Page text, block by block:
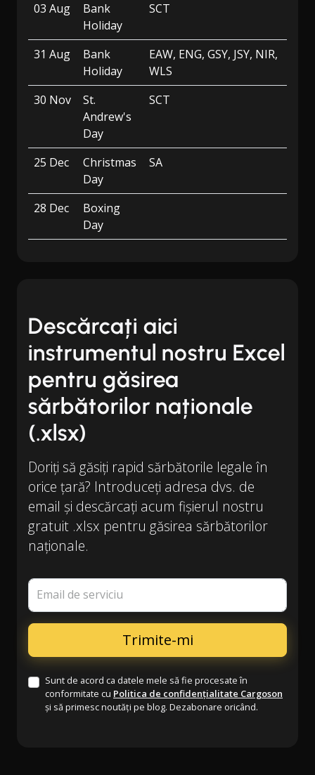
03 Aug
Bank
Holiday
SCT
31 Aug
Bank
Holiday
EAW, ENG, GSY, JSY, NIR,
WLS
30 Nov
St.
Andrew's
Day
SCT
25 Dec
Christmas
Day
SA
28 Dec
Boxing
Day
Descărcați aici
instrumentul nostru Excel
pentru găsirea
sărbătorilor naționale
(.xlsx)
Doriți să găsiți rapid sărbătorile legale în
orice țară? Introduceți adresa dvs. de
email și descărcați acum fișierul nostru
gratuit .xlsx pentru găsirea sărbătorilor
naționale.
Email de serviciu
Sunt de acord ca datele mele să fie procesate în
conformitate cu Politica de confidențialitate Cargoson
și să primesc noutăți pe blog. Dezabonare oricând.